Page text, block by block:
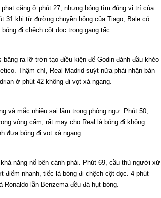
căng ở phút 27, nhưng bóng tìm đúng vị trí của
31 khi từ đường chuyền hỏng của Tiago, Bale có
đi chệch cột dọc trong gang tấc.
ra lỡ trớn tạo điều kiện để Godin đánh đầu khéo
Thậm chí, Real Madrid suýt nữa phải nhận bàn
ở phút 42 không đi vọt xà ngang.
và mắc nhiều sai lầm trong phòng ngự. Phút 50,
vòng cấm, rất may cho Real là bóng đi không
đưa bóng đi vọt xà ngang.
năng nổ bên cánh phải. Phút 69, cầu thủ người xứ
điểm nhanh, tiếc là bóng đi chệch cột dọc. 4 phút
lẫn Benzema đều đá hụt bóng.